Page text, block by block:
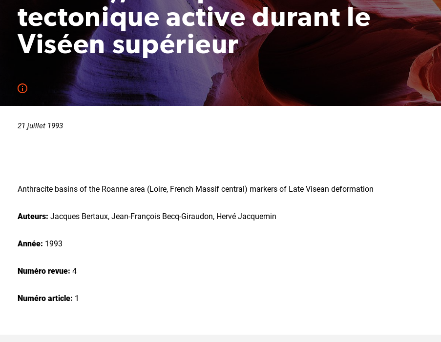
tectonique active durant le
Viséen supérieur
21 juillet 1993
Anthracite basins of the Roanne area (Loire, French Massif central) markers of Late Visean deformation
Auteurs: Jacques Bertaux, Jean-François Becq-Giraudon, Hervé Jacquemin
Année: 1993
Numéro revue: 4
Numéro article: 1